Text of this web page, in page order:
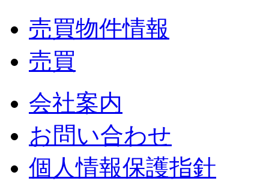
売買物件情報
売買
会社案内
お問い合わせ
個人情報保護指針